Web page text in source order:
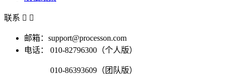
联系  
邮箱：support@processon.com
电话：
010-82796300（个人版）
010-86393609（团队版）